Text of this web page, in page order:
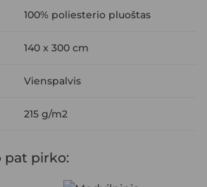
100% poliesterio pluoštas
140 x 300 cm
Vienspalvis
215 g/m2
pat pirko: